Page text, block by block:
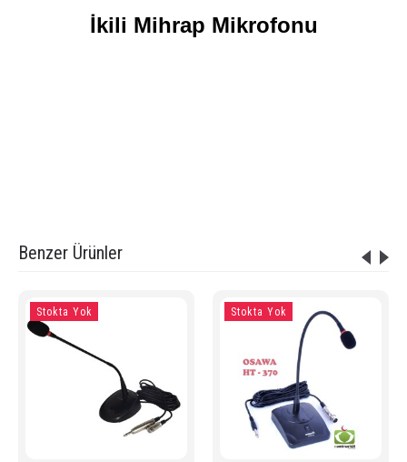
İkili Mihrap Mikrofonu
Benzer Ürünler
Stokta Yok Stokta Yok